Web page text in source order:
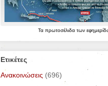
Τα πρωτοσέλιδα των
Ετικέτες
Ανακοινώσεις (696)